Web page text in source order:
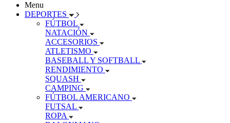
Menu
DEPORTES
FÚTBOL
NATACIÓN
ACCESORIOS
ATLETISMO
BASEBALL Y SOFTBALL
RENDIMIENTO
SQUASH
CAMPING
FÚTBOL AMERICANO
FUTSAL
ROPA